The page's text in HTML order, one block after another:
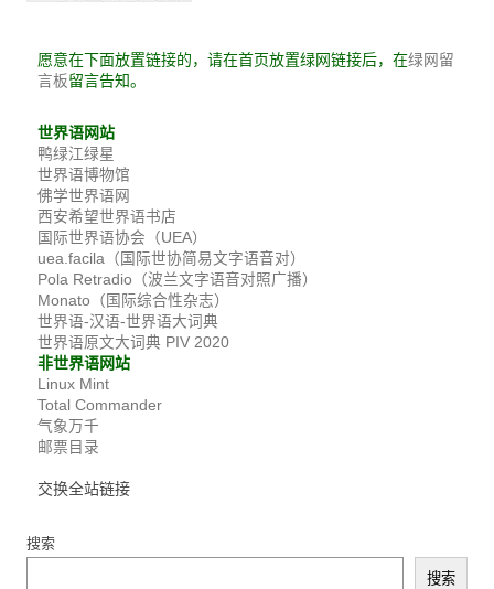
愿意在下面放置链接的，请在首页放置绿网链接后，在绿网留
言板留言告知。
世界语网站
鸭绿江绿星
世界语博物馆
佛学世界语网
西安希望世界语书店
国际世界语协会（UEA）
uea.facila（国际世协简易文字语音对）
Pola Retradio（波兰文字语音对照广播）
Monato（国际综合性杂志）
世界语-汉语-世界语大词典
世界语原文大词典 PIV 2020
非世界语网站
Linux Mint
Total Commander
气象万千
邮票目录
交换全站链接
搜索
搜索